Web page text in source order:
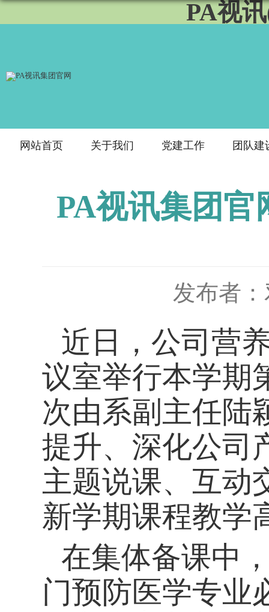
PA视
网站首页 关于我们 党建工作 团队建
PA视讯集团
发布者
近日，公司营
议室举行本学期
次由系副主任陆
提升、深化公司
主题说课、互动
新学期课程教学
在集体备课中
门预防医学专业